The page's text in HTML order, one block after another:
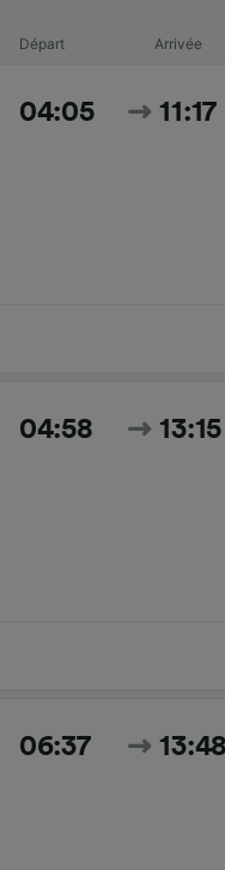
Départ Arrivée
04:05 11:17
04:58 13:15
06:37 13:48